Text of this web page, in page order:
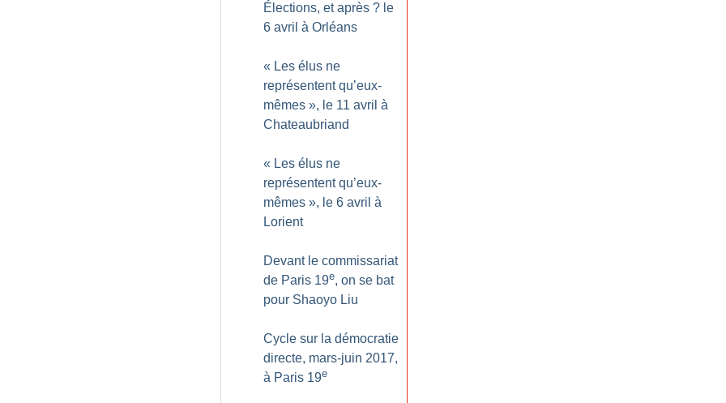
Élections, et après ? le
6 avril à Orléans
« Les élus ne
représentent qu’eux-
mêmes », le 11 avril à
Chateaubriand
« Les élus ne
représentent qu’eux-
mêmes », le 6 avril à
Lorient
Devant le commissariat
de Paris 19e, on se bat
pour Shaoyo Liu
Cycle sur la démocratie
directe, mars-juin 2017,
à Paris 19e